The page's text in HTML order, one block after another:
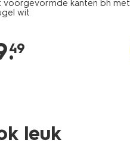
voorgevormde kanten bh met
wit
.
49
leuk